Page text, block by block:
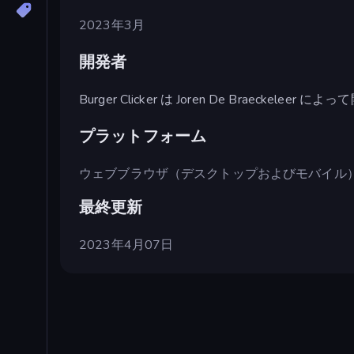
2023年3月
開発者
Burger Clicker は Joren De Braeckeleer によって
プラットフォーム
ウェブブラウザ（デスクトップおよびモバイル）
最終更新
2023年4月07日